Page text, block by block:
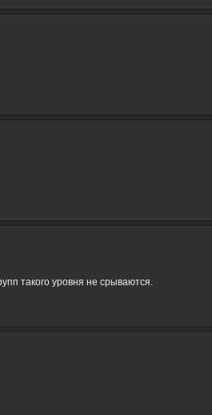
такого уровня не срываются.